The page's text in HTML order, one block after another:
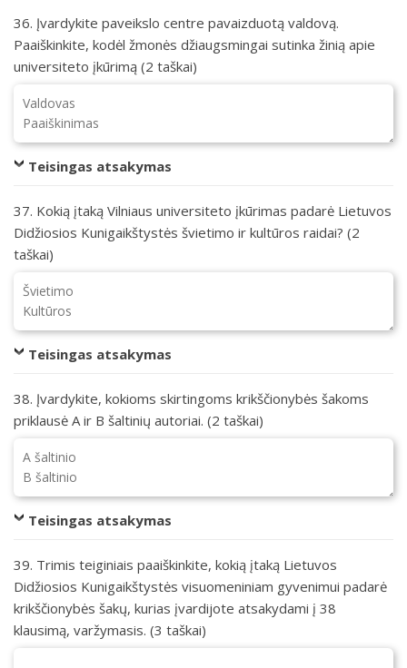
36. Įvardykite paveikslo centre pavaizduotą valdovą.
Paaiškinkite, kodėl žmonės džiaugsmingai sutinka žinią apie
universiteto įkūrimą (2 taškai)
Teisingas atsakymas
37. Kokią įtaką Vilniaus universiteto įkūrimas padarė Lietuvos
Didžiosios Kunigaikštystės švietimo ir kultūros raidai? (2
taškai)
Teisingas atsakymas
38. Įvardykite, kokioms skirtingoms krikščionybės šakoms
priklausė A ir B šaltinių autoriai. (2 taškai)
Teisingas atsakymas
39. Trimis teiginiais paaiškinkite, kokią įtaką Lietuvos
Didžiosios Kunigaikštystės visuomeniniam gyvenimui padarė
krikščionybės šakų, kurias įvardijote atsakydami į 38
klausimą, varžymasis. (3 taškai)